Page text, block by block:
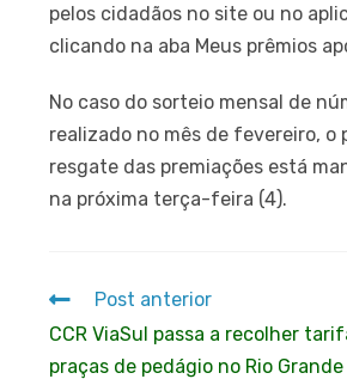
pelos cidadãos no site ou no
clicando na aba Meus prêmios
No caso do sorteio mensal de
realizado no mês de fevereiro, o
resgate das premiações está
na próxima terça-feira (4).
Post anterior
CCR ViaSul passa a recolher
praças de pedágio no Rio